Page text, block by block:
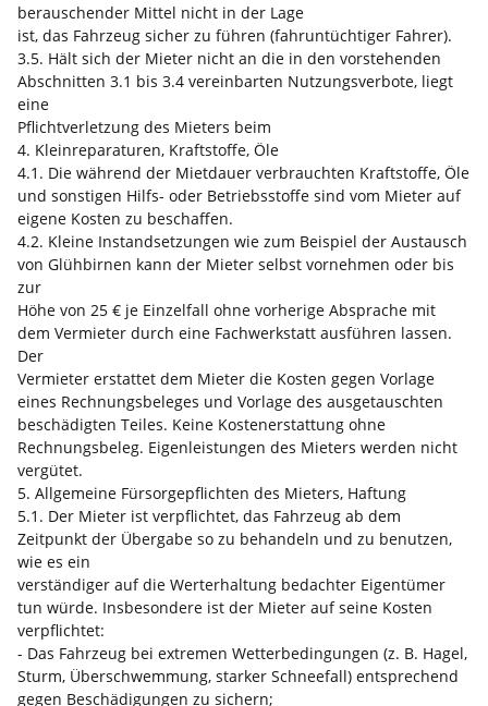
berauschender Mittel nicht in der Lage
ist, das Fahrzeug sicher zu führen (fahruntüchtiger Fahrer).
3.5. Hält sich der Mieter nicht an die in den vorstehenden
Abschnitten 3.1 bis 3.4 vereinbarten Nutzungsverbote, liegt
eine
Pflichtverletzung des Mieters beim
4. Kleinreparaturen, Kraftstoffe, Öle
4.1. Die während der Mietdauer verbrauchten Kraftstoffe, Öle
und sonstigen Hilfs- oder Betriebsstoffe sind vom Mieter auf
eigene Kosten zu beschaffen.
4.2. Kleine Instandsetzungen wie zum Beispiel der Austausch
von Glühbirnen kann der Mieter selbst vornehmen oder bis
zur
Höhe von 25 € je Einzelfall ohne vorherige Absprache mit
dem Vermieter durch eine Fachwerkstatt ausführen lassen.
Der
Vermieter erstattet dem Mieter die Kosten gegen Vorlage
eines Rechnungsbeleges und Vorlage des ausgetauschten
beschädigten Teiles. Keine Kostenerstattung ohne
Rechnungsbeleg. Eigenleistungen des Mieters werden nicht
vergütet.
5. Allgemeine Fürsorgepflichten des Mieters, Haftung
5.1. Der Mieter ist verpflichtet, das Fahrzeug ab dem
Zeitpunkt der Übergabe so zu behandeln und zu benutzen,
wie es ein
verständiger auf die Werterhaltung bedachter Eigentümer
tun würde. Insbesondere ist der Mieter auf seine Kosten
verpflichtet:
- Das Fahrzeug bei extremen Wetterbedingungen (z. B. Hagel,
Sturm, Überschwemmung, starker Schneefall) entsprechend
gegen Beschädigungen zu sichern;